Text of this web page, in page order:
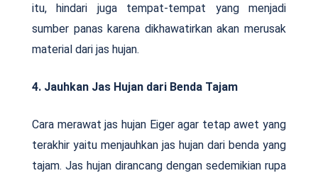
itu, hindari juga tempat-tempat yang menjadi
sumber panas karena dikhawatirkan akan merusak
material dari jas hujan.
4. Jauhkan Jas Hujan dari Benda Tajam
Cara merawat jas hujan Eiger agar tetap awet yang
terakhir yaitu menjauhkan jas hujan dari benda yang
tajam. Jas hujan dirancang dengan sedemikian rupa